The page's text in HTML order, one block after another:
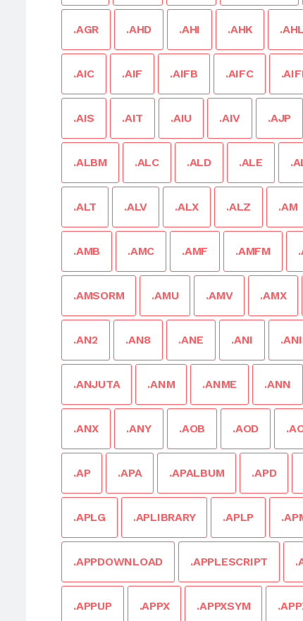
.AGR .AHD .AHI .AHK .AHL
.AIC .AIF .AIFB .AIFC
.AIS .AIT .AIU .AIV .AJP
.ALBM .ALC .ALD .ALE
.ALT .ALV .ALX .ALZ .AM
.AMB .AMC .AMF .AMFM
.AMSORM .AMU .AMV .AMX
.AN2 .AN8 .ANE .ANI
.ANJUTA .ANM .ANME .ANN
.ANX .ANY .AOB .AOD
.AP .APA .APALBUM .APD
.APLG .APLIBRARY .APLP
.APPDOWNLOAD .APPLESCRIPT
.APPUP .APPX .APPXSYM